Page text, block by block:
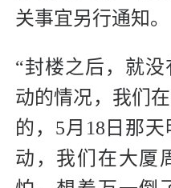
关事宜另行通知。
“封楼之后，就
动的情况，我们
的，5月18日那
动，我们在大厦